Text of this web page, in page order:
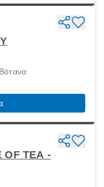
OF TEA -